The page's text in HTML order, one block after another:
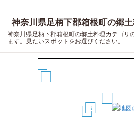
神奈川県足柄下郡箱根町の郷
神奈川県足柄下郡箱根町の郷土料理カテゴリ
ます。見たいスポットをお選びください。
2
3
4
5